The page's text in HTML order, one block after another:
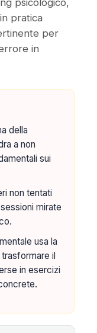
psicologico,
pratica
per
in
della
a non
sui
non tentati
mirate
usa la
il
in esercizi